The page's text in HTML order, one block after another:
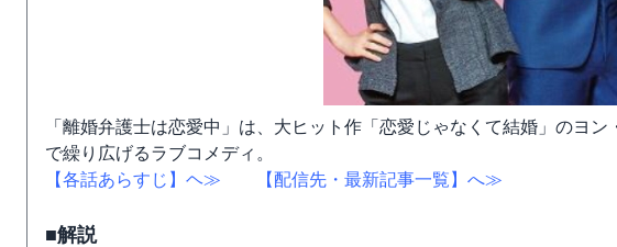
「離婚弁護士は恋愛中」は、大ヒット作「恋愛じゃなくて結婚」のヨ
で繰り広げるラブコメディ。
【各話あらすじ】ヘ≫
【配信先・最新記事一覧】へ≫
■解説